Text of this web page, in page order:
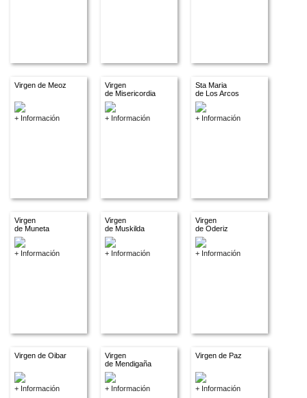
Virgen de Meoz
+ Información
Virgen
de Misericordia
+ Información
Sta Maria
de Los Arcos
+ Información
Virgen
de Muneta
+ Información
Virgen
de Muskilda
+ Información
Virgen
de Oderiz
+ Información
Virgen de Oibar
+ Información
Virgen
de Mendigaña
+ Información
Virgen de Paz
+ Información